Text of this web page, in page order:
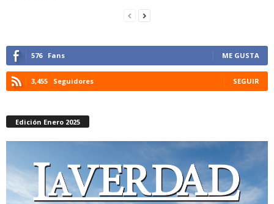
576 Fans ME GUSTA
3,455 Seguidores SEGUIR
Edición Enero 2025